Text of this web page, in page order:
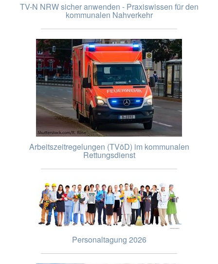
TV-N NRW sicher anwenden - Praxiswissen für den
kommunalen Nahverkehr
Arbeitszeitregelungen (TVöD) im kommunalen
Rettungsdienst
Personaltagung 2026